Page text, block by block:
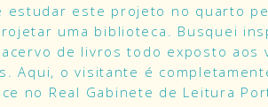
estudar este projeto no quarto
uma biblioteca. Busquei
de livros todo exposto aos
Aqui, o visitante é
no Real Gabinete de Leitura